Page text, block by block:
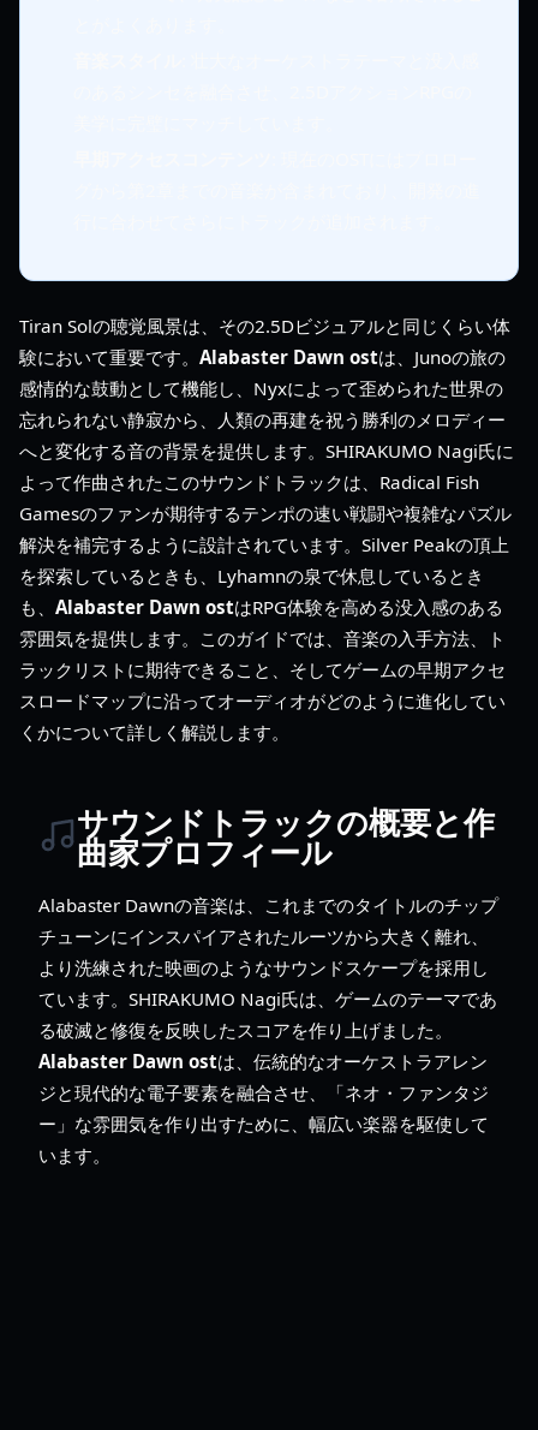
Tiran Solの聴覚風景は、その2.5Dビジュアルと同じくらい体
験において重要です。 Alabaster Dawn ostは、Junoの旅の
感情的な鼓動として機能し、Nyxによって歪められた世界の
忘れられない静寂から、人類の再建を祝う勝利のメロディー
へと変化する音の背景を提供します。SHIRAKUMO Nagi氏に
よって作曲されたこのサウンドトラックは、Radical Fish
Gamesのファンが期待するテンポの速い戦闘や複雑なパズル
解決を補完するように設計されています。Silver Peakの頂上
を探索しているときも、Lyhamnの泉で休息しているとき
も、 Alabaster Dawn ostはRPG体験を高める没入感のある
雰囲気を提供します。このガイドでは、音楽の入手方法、ト
ラックリストに期待できること、そしてゲームの早期アクセ
スロードマップに沿ってオーディオがどのように進化してい
くかについて詳しく解説します。
サウンドトラックの概要と作
曲家プロフィール
Alabaster Dawnの音楽は、これまでのタイトルのチップ
チューンにインスパイアされたルーツから大きく離れ、
より洗練された映画のようなサウンドスケープを採用し
ています。SHIRAKUMO Nagi氏は、ゲームのテーマであ
る破滅と修復を反映したスコアを作り上げました。
Alabaster Dawn ostは、伝統的なオーケストラアレン
ジと現代的な電子要素を融合させ、「ネオ・ファンタジ
ー」な雰囲気を作り出すために、幅広い楽器を駆使して
います。